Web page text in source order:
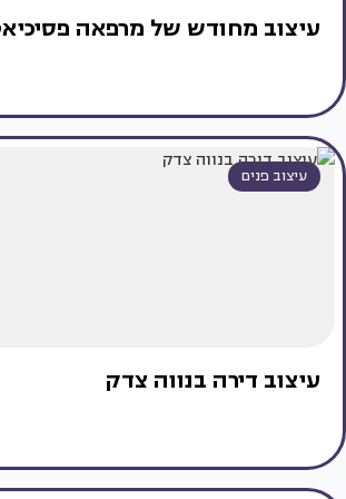
עיצוב מחודש של מרפאה
עיצוב פנים
עיצוב דירה בנווה צדק